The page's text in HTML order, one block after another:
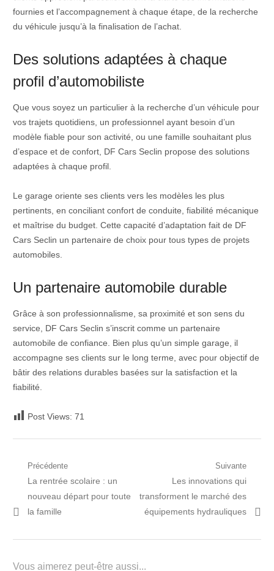
fournies et l’accompagnement à chaque étape, de la recherche
du véhicule jusqu’à la finalisation de l’achat.
Des solutions adaptées à chaque
profil d’automobiliste
Que vous soyez un particulier à la recherche d’un véhicule pour
vos trajets quotidiens, un professionnel ayant besoin d’un
modèle fiable pour son activité, ou une famille souhaitant plus
d’espace et de confort, DF Cars Seclin propose des solutions
adaptées à chaque profil.
Le garage oriente ses clients vers les modèles les plus
pertinents, en conciliant confort de conduite, fiabilité mécanique
et maîtrise du budget. Cette capacité d’adaptation fait de DF
Cars Seclin un partenaire de choix pour tous types de projets
automobiles.
Un partenaire automobile durable
Grâce à son professionnalisme, sa proximité et son sens du
service, DF Cars Seclin s’inscrit comme un partenaire
automobile de confiance. Bien plus qu’un simple garage, il
accompagne ses clients sur le long terme, avec pour objectif de
bâtir des relations durables basées sur la satisfaction et la
fiabilité.
Post Views: 71
Navigation
l’article
Précédente
Post
précédent:
La rentrée scolaire : un
nouveau départ pour toute
la famille
Suivante
Prochain
article:
Les innovations qui
transforment le marché des
équipements hydrauliques
Vous aimerez peut-être aussi...